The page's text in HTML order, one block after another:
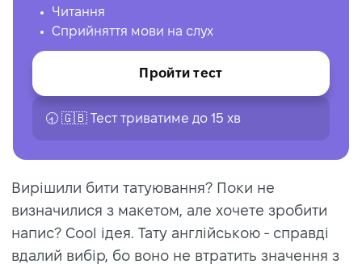
Читання
Сприйняття мови на слух
Пройти тест
🕣 🇬🇧 Тест триватиме до 15 хв
Вирішили бити татуювання? Поки не
визначилися з макетом, але хочете зробити
напис? Cool ідея. Тату англійською - справді
вдалий вибір, бо воно не втратить значення з